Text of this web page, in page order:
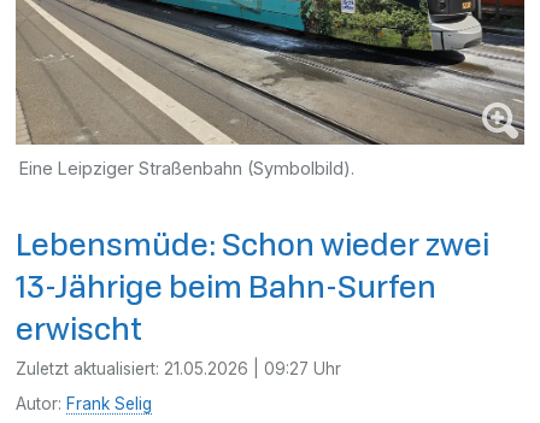
Eine Leipziger Straßenbahn (Symbolbild).
Lebensmüde: Schon wieder zwei
13-Jährige beim Bahn-Surfen
erwischt
Zuletzt aktualisiert: 21.05.2026 | 09:27 Uhr
Autor: Frank Selig